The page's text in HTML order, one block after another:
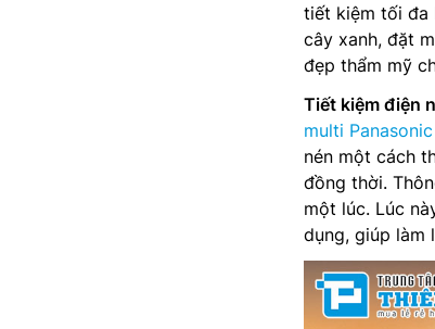
tiết kiệm tối đa
cây xanh, đặt
đẹp thẩm mỹ
Tiết kiệm điện
multi Panasonic
nén một cách
đồng thời.
một lúc. Lúc
dụng, giúp làm